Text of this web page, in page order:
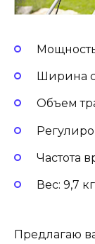
Ширина
Объем
Частота
Вес: 9,7 кг
Предлагаю